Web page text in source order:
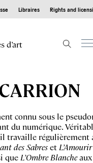
Libraires Rights and
d’art
connu sous le
du numérique.
travaille régulièrement
des Sabreset L’Amourir
que L’Ombre Blanche